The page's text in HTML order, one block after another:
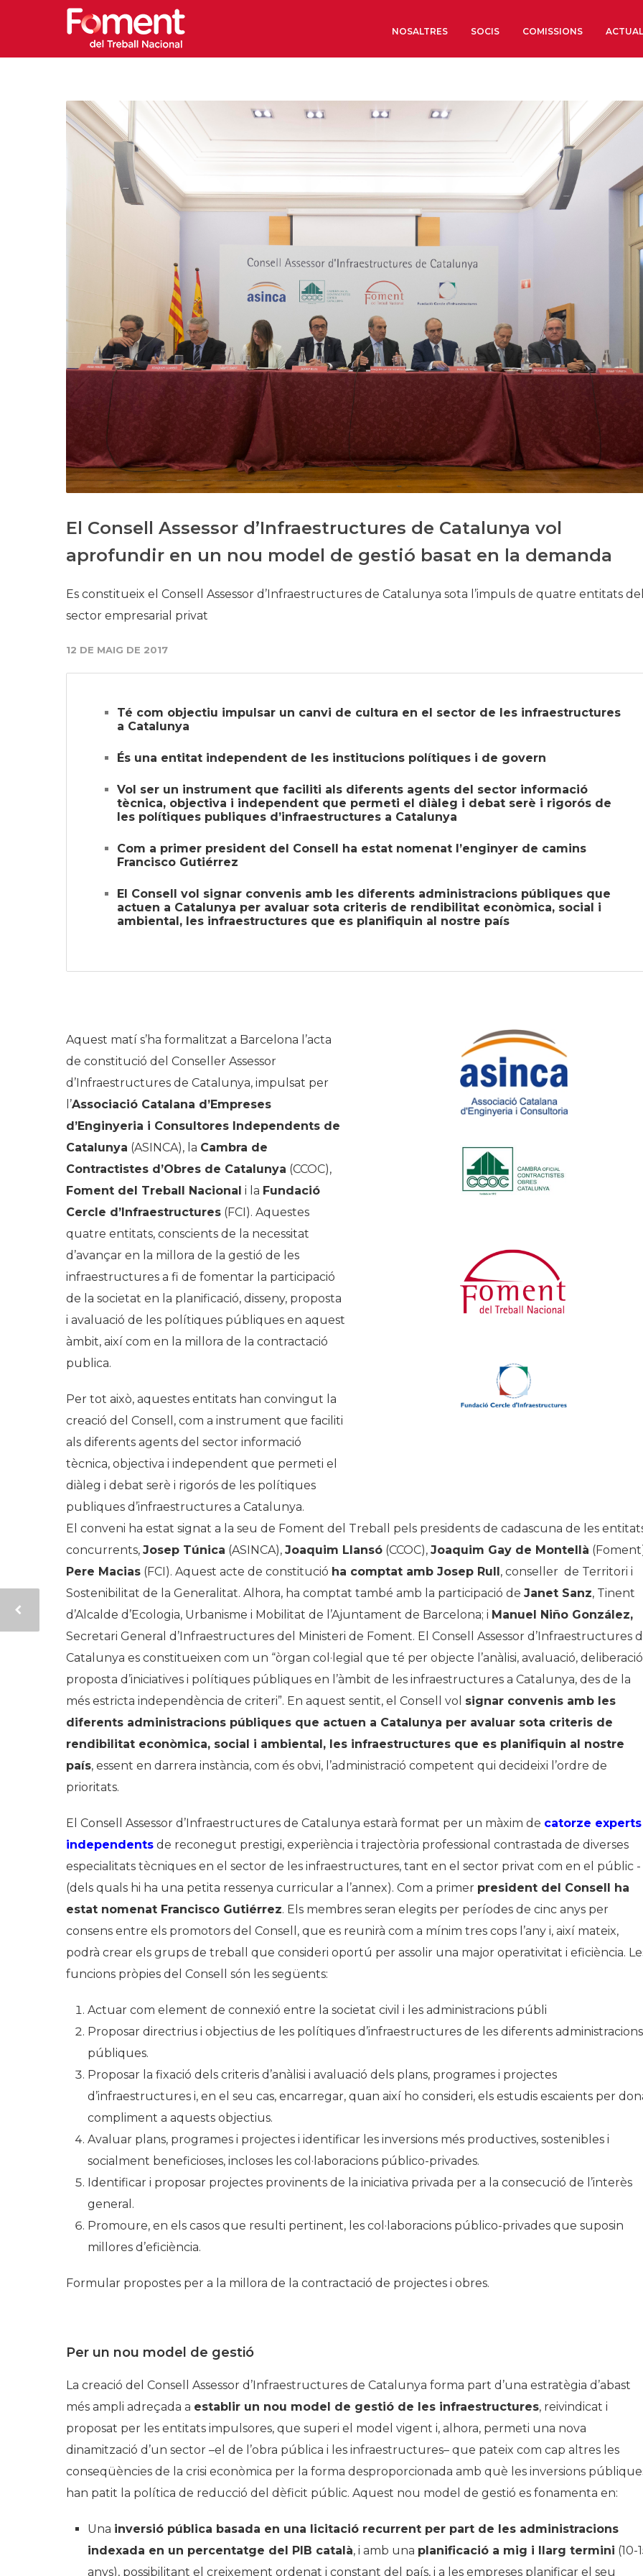
NOSALTRES
Òrgans de Govern
Òrgans Consultius
Estructura Executiva
Institut d’Estudis
Societat Barcelonesa
Organitzacions
Organitzacions
Coneix més
Història
Galeria de Presidents
SOCIS COMISSIONS
El Consell Assessor d’Infraestructures de Catalunya vol
aprofundir en un nou model de gestió basat en la demanda
Es constitueix el Consell Assessor d’Infraestructures de Catalunya sota l’impuls de quatre entitats
sector empresarial privat
12 DE MAIG DE 2017
Té com objectiu impulsar un canvi de cultura en el sector de les infraestructures
a Catalunya
És una entitat independent de les institucions polítiques i de govern
Vol ser un instrument que faciliti als diferents agents del sector informació
tècnica, objectiva i independent que permeti el diàleg i debat serè i rigorós de
les polítiques publiques d’infraestructures a Catalunya
Com a primer president del Consell ha estat nomenat l’enginyer de camins
Francisco Gutiérrez
El Consell vol signar convenis amb les diferents administracions públiques que
actuen a Catalunya per avaluar sota criteris de rendibilitat econòmica, social i
ambiental, les infraestructures que es planifiquin al nostre país
Aquest matí s’ha formalitzat a Barcelona l’acta
de constitució del Conseller Assessor
d’Infraestructures de Catalunya, impulsat per
l’Associació Catalana d’Empreses
d’Enginyeria i Consultores Independents de
Catalunya (ASINCA), la Cambra de
Contractistes d’Obres de Catalunya (CCOC),
Foment del Treball Nacional i la Fundació
Cercle d’Infraestructures (FCI). Aquestes
quatre entitats, conscients de la necessitat
d’avançar en la millora de la gestió de les
infraestructures a fi de fomentar la participació
de la societat en la planificació, disseny, proposta
i avaluació de les polítiques públiques en aquest
àmbit, així com en la millora de la contractació
publica.
Per tot això, aquestes entitats han convingut la
creació del Consell, com a instrument que faciliti
als diferents agents del sector informació
tècnica, objectiva i independent que permeti el
diàleg i debat serè i rigorós de les polítiques
publiques d’infraestructures a Catalunya.
El conveni ha estat signat a la seu de Foment del Treball pels presidents de cadascuna de les
concurrents, Josep Túnica (ASINCA), Joaquim Llansó (CCOC), Joaquim Gay de Montellà
Pere Macias (FCI). Aquest acte de constitució ha comptat amb Josep Rull, conseller de Territori i
Sostenibilitat de la Generalitat. Alhora, ha comptat també amb la participació de Janet Sanz, Tinent
d’Alcalde d’Ecologia, Urbanisme i Mobilitat de l’Ajuntament de Barcelona; i Manuel Niño González,
Secretari General d’Infraestructures del Ministeri de Foment. El Consell Assessor d’Infraestructures
Catalunya es constitueixen com un “òrgan col·legial que té per objecte l’anàlisi, avaluació,
proposta d’iniciatives i polítiques públiques en l’àmbit de les infraestructures a Catalunya, des de la
més estricta independència de criteri”. En aquest sentit, el Consell vol signar convenis amb les
diferents administracions públiques que actuen a Catalunya per avaluar sota criteris de
rendibilitat econòmica, social i ambiental, les infraestructures que es planifiquin al nostre
país, essent en darrera instància, com és obvi, l’administració competent qui decideixi l’ordre de
prioritats.
El Consell Assessor d’Infraestructures de Catalunya estarà format per un màxim de catorze experts
independents de reconegut prestigi, experiència i trajectòria professional contrastada de diverses
especialitats tècniques en el sector de les infraestructures, tant en el sector privat com en el públic -
(dels quals hi ha una petita ressenya curricular a l’annex). Com a primer president del Consell ha
estat nomenat Francisco Gutiérrez. Els membres seran elegits per períodes de cinc anys per
consens entre els promotors del Consell, que es reunirà com a mínim tres cops l’any i, així mateix,
podrà crear els grups de treball que consideri oportú per assolir una major operativitat i eficiència.
funcions pròpies del Consell són les següents:
Actuar com element de connexió entre la societat civil i les administracions públi
Proposar directrius i objectius de les polítiques d’infraestructures de les diferents administracions
públiques.
Proposar la fixació dels criteris d’anàlisi i avaluació dels plans, programes i projectes
d’infraestructures i, en el seu cas, encarregar, quan així ho consideri, els estudis escaients per
compliment a aquests objectius.
Avaluar plans, programes i projectes i identificar les inversions més productives, sostenibles i
socialment beneficioses, incloses les col·laboracions público-privades.
Identificar i proposar projectes provinents de la iniciativa privada per a la consecució de l’interès
general.
Promoure, en els casos que resulti pertinent, les col·laboracions público-privades que suposin
millores d’eficiència.
Formular propostes per a la millora de la contractació de projectes i obres.
Per un nou model de gestió
La creació del Consell Assessor d’Infraestructures de Catalunya forma part d’una estratègia d’abast
més ampli adreçada a establir un nou model de gestió de les infraestructures, reivindicat i
proposat per les entitats impulsores, que superi el model vigent i, alhora, permeti una nova
dinamització d’un sector –el de l’obra pública i les infraestructures– que pateix com cap altres les
conseqüències de la crisi econòmica per la forma desproporcionada amb què les inversions
han patit la política de reducció del dèficit públic. Aquest nou model de gestió es fonamenta en:
Una inversió pública basada en una licitació recurrent per part de les administracions
indexada en un percentatge del PIB català, i amb una planificació a mig i llarg termini (10-
anys), possibilitant el creixement ordenat i constant del país, i a les empreses planificar el seu